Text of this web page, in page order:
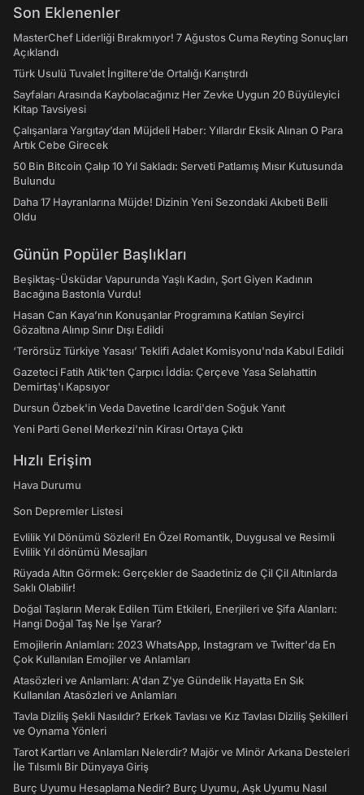
Son Eklenenler
MasterChef Liderliği Bırakmıyor! 7 Ağustos Cuma Reyting Sonuçları
Açıklandı
Türk Usulü Tuvalet İngiltere’de Ortalığı Karıştırdı
Sayfaları Arasında Kaybolacağınız Her Zevke Uygun 20 Büyüleyici
Kitap Tavsiyesi
Çalışanlara Yargıtay’dan Müjdeli Haber: Yıllardır Eksik Alınan O Para
Artık Cebe Girecek
50 Bin Bitcoin Çalıp 10 Yıl Sakladı: Serveti Patlamış Mısır Kutusunda
Bulundu
Daha 17 Hayranlarına Müjde! Dizinin Yeni Sezondaki Akıbeti Belli
Oldu
Günün Popüler Başlıkları
Beşiktaş-Üsküdar Vapurunda Yaşlı Kadın, Şort Giyen Kadının
Bacağına Bastonla Vurdu!
Hasan Can Kaya’nın Konuşanlar Programına Katılan Seyirci
Gözaltına Alınıp Sınır Dışı Edildi
‘Terörsüz Türkiye Yasası’ Teklifi Adalet Komisyonu'nda Kabul Edildi
Gazeteci Fatih Atik'ten Çarpıcı İddia: Çerçeve Yasa Selahattin
Demirtaş'ı Kapsıyor
Dursun Özbek'in Veda Davetine Icardi'den Soğuk Yanıt
Yeni Parti Genel Merkezi'nin Kirası Ortaya Çıktı
Hızlı Erişim
Hava Durumu
Son Depremler Listesi
Evlilik Yıl Dönümü Sözleri! En Özel Romantik, Duygusal ve Resimli
Evlilik Yıl dönümü Mesajları
Rüyada Altın Görmek: Gerçekler de Saadetiniz de Çil Çil Altınlarda
Saklı Olabilir!
Doğal Taşların Merak Edilen Tüm Etkileri, Enerjileri ve Şifa Alanları:
Hangi Doğal Taş Ne İşe Yarar?
Emojilerin Anlamları: 2023 WhatsApp, Instagram ve Twitter'da En
Çok Kullanılan Emojiler ve Anlamları
Atasözleri ve Anlamları: A'dan Z'ye Gündelik Hayatta En Sık
Kullanılan Atasözleri ve Anlamları
Tavla Diziliş Şekli Nasıldır? Erkek Tavlası ve Kız Tavlası Diziliş Şekilleri
ve Oynama Yönleri
Tarot Kartları ve Anlamları Nelerdir? Majör ve Minör Arkana Desteleri
İle Tılsımlı Bir Dünyaya Giriş
Burç Uyumu Hesaplama Nedir? Burç Uyumu, Aşk Uyumu Nasıl